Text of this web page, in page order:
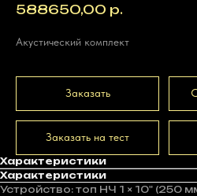
588650,00 р.
Акустический комплект
Заказать
Заказать на тест
Характеристики
Характеристики
Устройство: топ НЧ 1 × 10" (250